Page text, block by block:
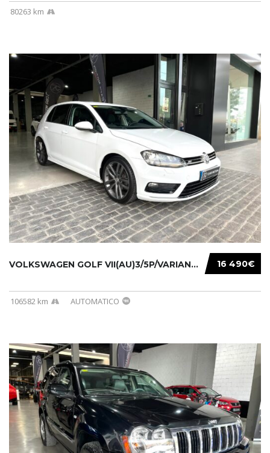
80263 km
16 490€
VOLKSWAGEN GOLF VII(AU)3/5P/VARIANT(12-16 20...
106582 km AUTOMATICO